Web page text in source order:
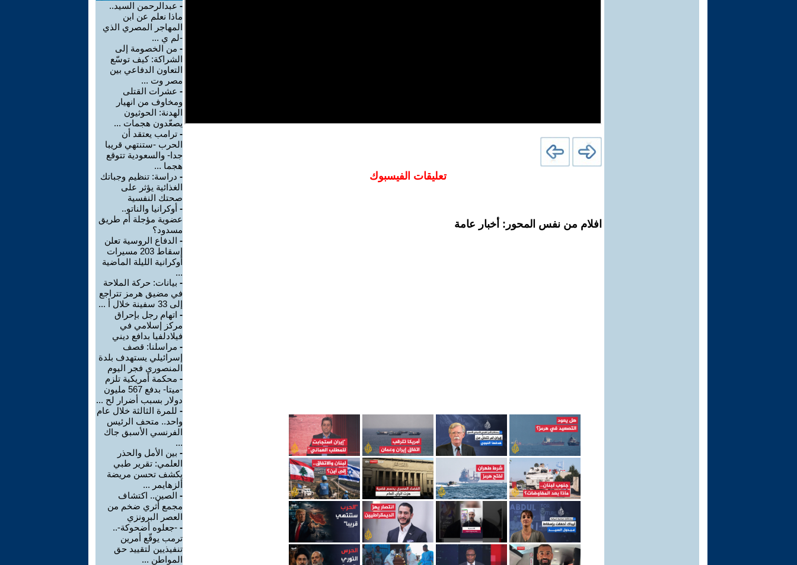
تعليقات الفيسبوك
افلام من نفس المحور: أخبار عامة
- عبدالرحمن السيد..
ماذا نعلم عن ابن
المهاجر المصري الذي
-لم ي ...
- من الخصومة إلى
الشراكة: كيف توسّع
التعاون الدفاعي بين
مصر وت ...
- عشرات القتلى
ومخاوف من انهيار
الهدنة: الحوثيون
يصعّدون هجمات ...
- ترامب يعتقد أن
الحرب -ستنتهي قريبا
جدا- والسعودية تتوقع
هجما ...
- دراسة: تنظيم وجباتك
الغذائية يؤثر على
صحتك النفسية
- أوكرانيا والناتو..
عضوية مؤجلة أم طريق
مسدود؟
- الدفاع الروسية تعلن
إسقاط 203 مسيرات
أوكرانية الليلة الماضية
...
- بيانات: حركة الملاحة
في مضيق هرمز تتراجع
إلى 33 سفينة خلال أ ...
- اتهام رجل بإحراق
مركز إسلامي في
فيلادلفيا بدافع ديني
- مراسلنا: قصف
إسرائيلي يستهدف بلدة
المنصوري فجر اليوم
- محكمة أمريكية تلزم
-ميتا- بدفع 567 مليون
دولار بسبب أضرار لح ...
- للمرة الثالثة خلال عام
واحد.. متحف الرئيس
الفرنسي الأسبق جاك
...
- بين الأمل والحذر
العلمي: تقرير طبي
يكشف تحسن مريضة
ألزهايمر ...
- الصين.. اكتشاف
مجمع أثري ضخم من
العصر البرونزي
- -جعلوه أضحوكة-..
ترمب يوقّع أمرين
تنفيذيين لتقييد حق
المواطن ...